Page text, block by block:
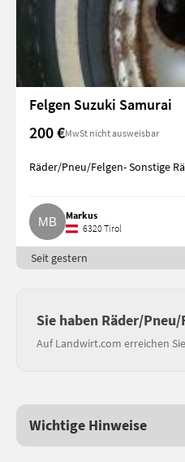
Felgen Suzuki Samurai
200 €MwSt nicht ausweisbar
Räder/Pneu/Felgen- Sonstige
Markus
6320 Tirol
Seit gestern
Sie haben Räder/
Auf Landwirt.com erreichen
Wichtige Hinweise